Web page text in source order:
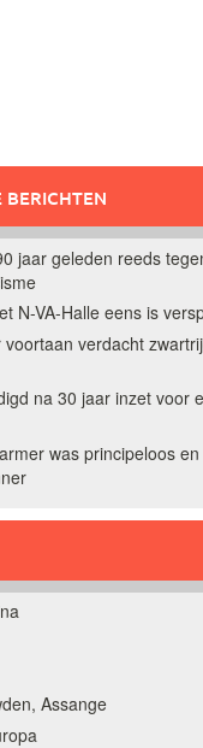
BERICHTEN
jaar geleden reeds
N-VA-Halle eens is
voortaan verdacht
na 30 jaar inzet voor
was principeloos
Assange